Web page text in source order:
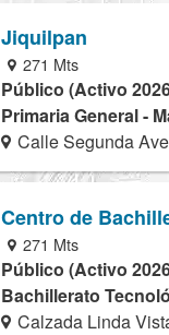
Jiquilpan
271 Mts
Público (Activo
Primaria General -
Calle Segunda
Centro de
271 Mts
Público (Activo
Bachillerato
Calzada Linda